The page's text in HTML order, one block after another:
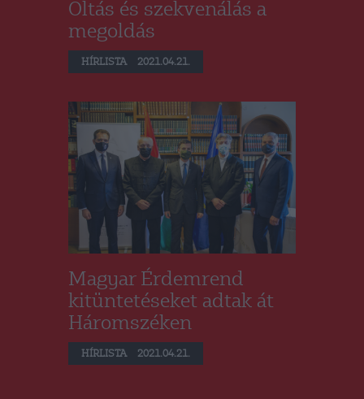
Oltás és szekvenálás a
megoldás
HÍRLISTA 2021.04.21.
Magyar Érdemrend
kitüntetéseket adtak át
Háromszéken
HÍRLISTA 2021.04.21.